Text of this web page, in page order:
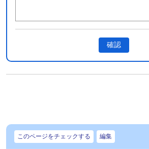
確認
このページをチェックする 編集